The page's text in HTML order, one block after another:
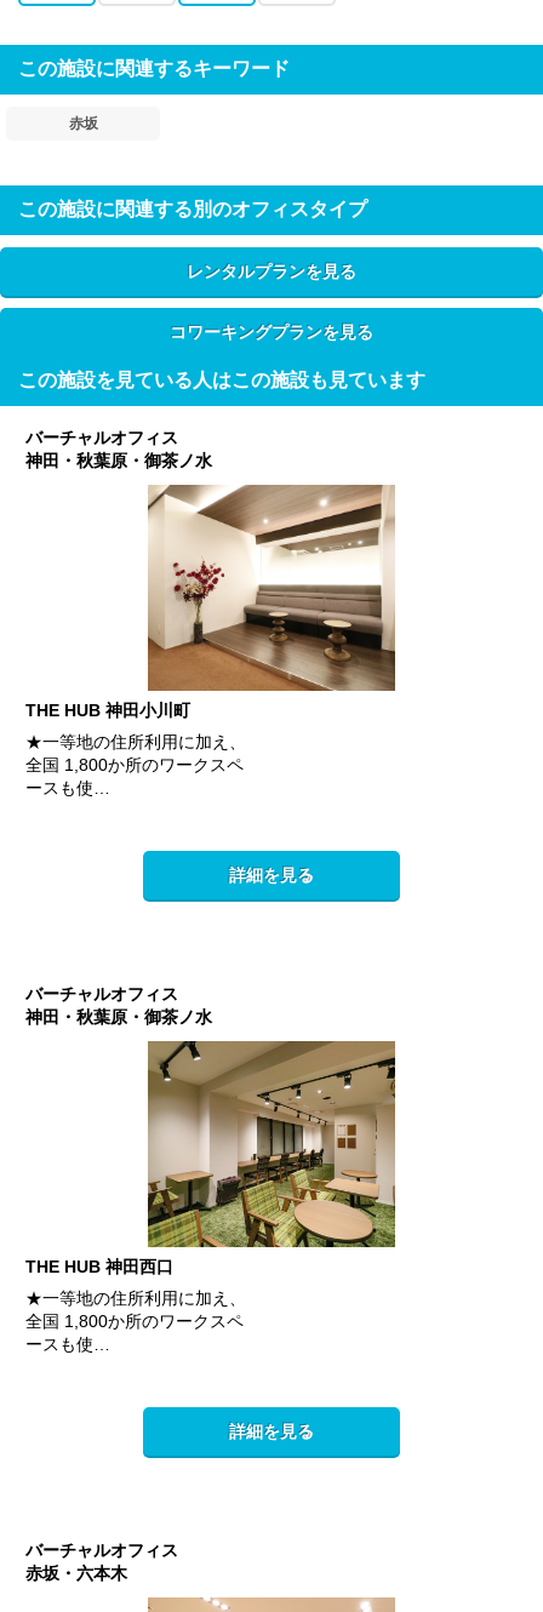
この施設に関連するキーワード
赤坂
この施設に関連する別のオフィスタイプ
レンタルプランを見る
コワーキングプランを見る
この施設を見ている人はこの施設も見ています
バーチャルオフィス
神田・秋葉原・御茶ノ水
THE HUB 神田小川町
★一等地の住所利用に加え、
全国 1,800か所のワークスペ
ースも使…
詳細を見る
バーチャルオフィス
神田・秋葉原・御茶ノ水
THE HUB 神田西口
★一等地の住所利用に加え、
全国 1,800か所のワークスペ
ースも使…
詳細を見る
バーチャルオフィス
赤坂・六本木